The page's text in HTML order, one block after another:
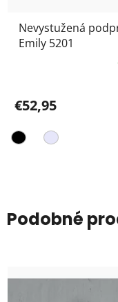
Nevystužená
Emily 5201
€52,95
Podobné